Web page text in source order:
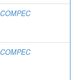
COMPEC
COMPEC